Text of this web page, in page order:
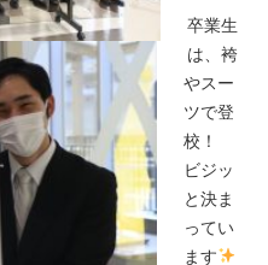
卒業生
は、袴
やスー
ツで登
校！
ビジッ
と決ま
ってい
ます